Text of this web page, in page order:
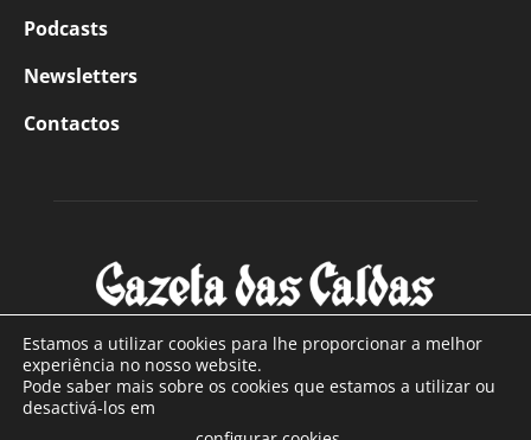
Podcasts
Newsletters
Contactos
SOBRE NÓS
Estamos a utilizar cookies para lhe proporcionar a melhor
experiência no nosso website.
Pode saber mais sobre os cookies que estamos a utilizar ou
desactivá-los em